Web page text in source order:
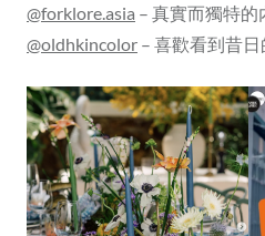
@forklore.asia – 真實而獨特的
@oldhkincolor – 喜歡看到昔日